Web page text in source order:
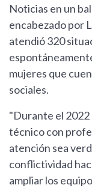
Noticias en un
encabezado por
atendió 320
mujeres que
sociales.
"Durante el
técnico con
atención sea
conflictividad
ampliar los